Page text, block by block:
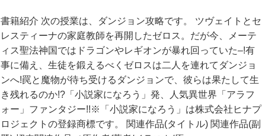
書籍紹介 次の授業は、ダンジョン攻略です。 ツヴェイトとセ
レスティーナの家庭教師を再開したゼロス。だが今、メーテ
ィス聖法神国ではドラゴンやレギオンが暴れ回っていた–!有
事に備え、生徒を鍛えるべくゼロスは二人を連れてダンジョ
ンへ!罠と魔物が待ち受けるダンジョンで、彼らは果たして生
き残れるのか!?「小説家になろう」発、人気異世界「アラフ
ォー」ファンタジー!!※「小説家になろう」は株式会社ヒナプ
ロジェクトの登録商標です。 関連作品(タイトル) 関連作品(副